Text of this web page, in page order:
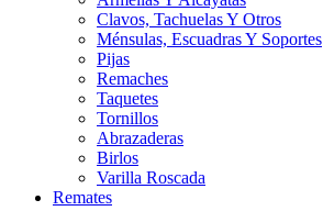
Clavos, Tachuelas Y Otros
Ménsulas, Escuadras Y Soportes
Pijas
Remaches
Taquetes
Tornillos
Abrazaderas
Birlos
Varilla Roscada
Remates